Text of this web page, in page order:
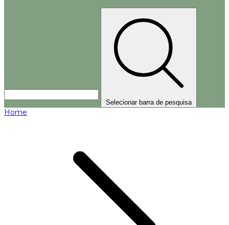
Selecionar barra de pesquisa
Home